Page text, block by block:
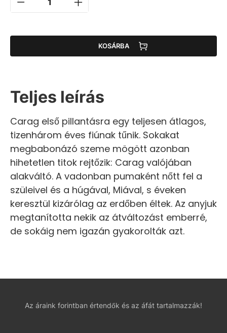
KOSÁRBA
Teljes leírás
Carag első pillantásra egy teljesen átlagos,
tizenhárom éves fiúnak tűnik. Sokakat
megbabonázó szeme mögött azonban
hihetetlen titok rejtőzik: Carag valójában
alakváltó. A vadonban pumaként nőtt fel a
szüleivel és a húgával, Miával, s éveken
keresztül kizárólag az erdőben éltek. Az anyjuk
megtanította nekik az átváltozást emberré,
de sokáig nem igazán gyakorolták azt.
Az áraink forintban értendők és az áfát tartalmazzák!